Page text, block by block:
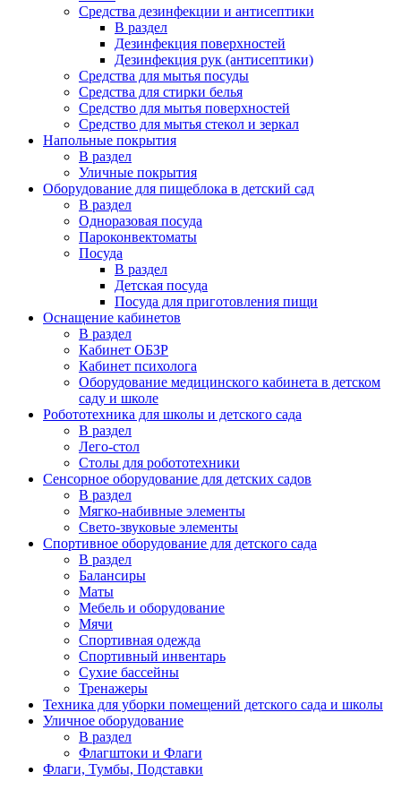
Средства дезинфекции и антисептики
В раздел
Дезинфекция поверхностей
Дезинфекция рук (антисептики)
Средства для мытья посуды
Средства для стирки белья
Средство для мытья поверхностей
Средство для мытья стекол и зеркал
Напольные покрытия
В раздел
Уличные покрытия
Оборудование для пищеблока в детский сад
В раздел
Одноразовая посуда
Пароконвектоматы
Посуда
В раздел
Детская посуда
Посуда для приготовления пищи
Оснащение кабинетов
В раздел
Кабинет ОБЗР
Кабинет психолога
Оборудование медицинского кабинета в детском
саду и школе
Робототехника для школы и детского сада
В раздел
Лего-стол
Столы для робототехники
Сенсорное оборудование для детских садов
В раздел
Мягко-набивные элементы
Свето-звуковые элементы
Спортивное оборудование для детского сада
В раздел
Балансиры
Маты
Мебель и оборудование
Мячи
Спортивная одежда
Спортивный инвентарь
Сухие бассейны
Тренажеры
Техника для уборки помещений детского сада и школы
Уличное оборудование
В раздел
Флагштоки и Флаги
Флаги, Тумбы, Подставки